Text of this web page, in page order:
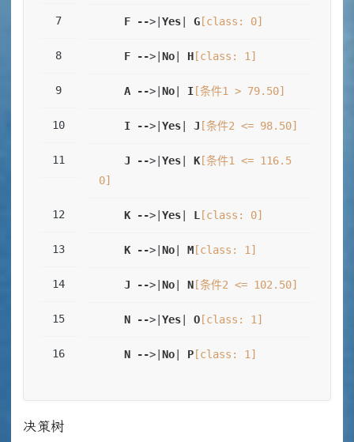
F -->|Yes | G [class: 0]
F -->|No H [class: 1]
A -->|No I [条件1 > 79.50]
I -->|Yes | J [条件2 <= 98.50]
J -->|Yes | K [条件1 <= 116.5
0]
K -->|Yes L [class: 0]
K -->|No | M [class: 1]
J -->|No | N [条件2 <= 102.50]
N -->|Yes | O [class: 1]
N -->|No P [class: 1]
决策树